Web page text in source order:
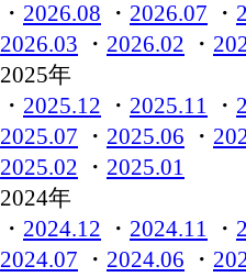
・ 2026.08 ・ 2026.07 ・
2026.03 ・ 2026.02 ・
2025年
・ 2025.12 ・ 2025.11 ・
2025.07 ・ 2025.06 ・
2025.02 ・ 2025.01
2024年
・ 2024.12 ・ 2024.11 ・
2024.07 ・ 2024.06 ・